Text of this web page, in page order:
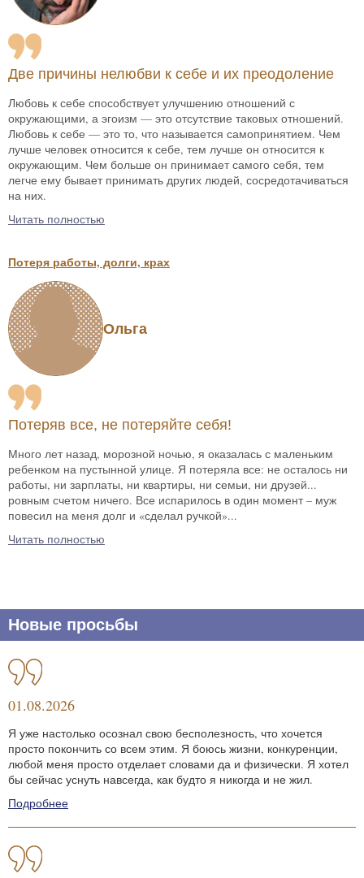
Две причины нелюбви к себе и их преодоление
Любовь к себе способствует улучшению отношений с
окружающими, а эгоизм — это отсутствие таковых отношений.
Любовь к себе — это то, что называется самопринятием. Чем
лучше человек относится к себе, тем лучше он относится к
окружающим. Чем больше он принимает самого себя, тем
легче ему бывает принимать других людей, сосредотачиваться
на них.
Читать полностью
Потеря работы, долги, крах
Ольга
Потеряв все, не потеряйте себя!
Много лет назад, морозной ночью, я оказалась с маленьким
ребенком на пустынной улице. Я потеряла все: не осталось ни
работы, ни зарплаты, ни квартиры, ни семьи, ни друзей...
ровным счетом ничего. Все испарилось в один момент – муж
повесил на меня долг и «сделал ручкой»...
Читать полностью
Новые просьбы
01.08.2026
Я уже настолько осознал свою бесполезность, что хочется
просто покончить со всем этим. Я боюсь жизни, конкуренции,
любой меня просто отделает словами да и физически. Я хотел
бы сейчас уснуть навсегда, как будто я никогда и не жил.
Подробнее